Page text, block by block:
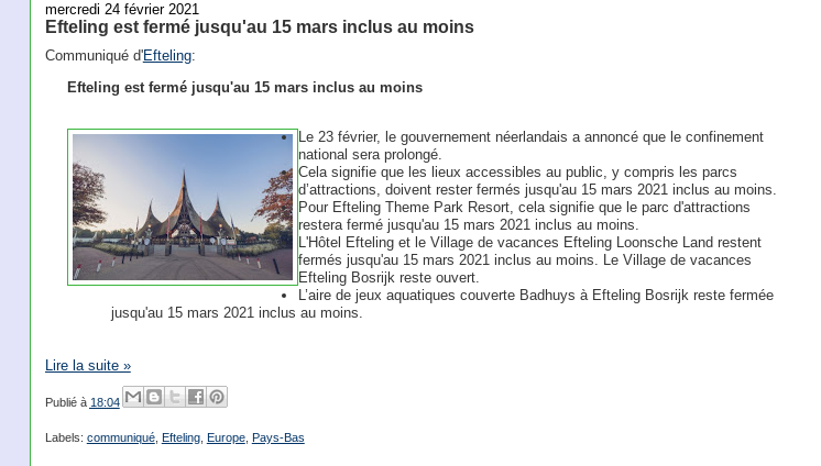
mercredi 24 février 2021
Efteling est fermé jusqu'au 15 mars inclus au moins
Communiqué d'Efteling:
Efteling est fermé jusqu'au 15 mars inclus au moins
Le 23 février, le gouvernement néerlandais a annoncé que le confinement
national sera prolongé.
Cela signifie que les lieux accessibles au public, y compris les parcs
d’attractions, doivent rester fermés jusqu'au 15 mars 2021 inclus au moins.
Pour Efteling Theme Park Resort, cela signifie que le parc d'attractions
restera fermé jusqu'au 15 mars 2021 inclus au moins.
L'Hôtel Efteling et le Village de vacances Efteling Loonsche Land restent
fermés jusqu'au 15 mars 2021 inclus au moins. Le Village de vacances
Efteling Bosrijk reste ouvert.
L’aire de jeux aquatiques couverte Badhuys à Efteling Bosrijk reste fermée
jusqu'au 15 mars 2021 inclus au moins.
Lire la suite »
Publié à 18:04
Labels: communiqué, Efteling, Europe, Pays-Bas